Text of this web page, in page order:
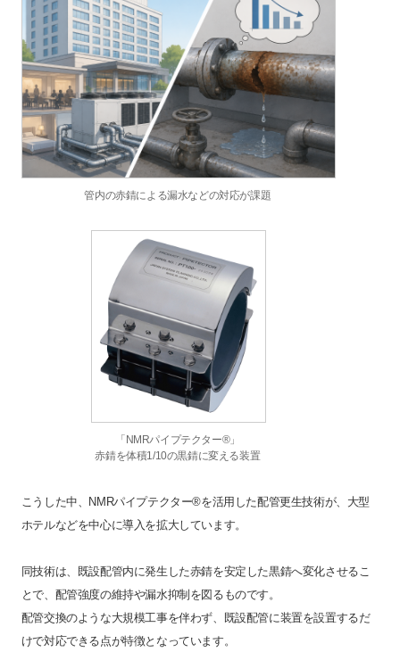
管内の赤錆による漏水などの対応が課題
「NMRパイプテクター®」
赤錆を体積1/10の黒錆に変える装置
こうした中、NMRパイプテクター®を活用した配管更生技術が、大型
ホテルなどを中心に導入を拡大しています。
同技術は、既設配管内に発生した赤錆を安定した黒錆へ変化させるこ
とで、配管強度の維持や漏水抑制を図るものです。
配管交換のような大規模工事を伴わず、既設配管に装置を設置するだ
けで対応できる点が特徴となっています。